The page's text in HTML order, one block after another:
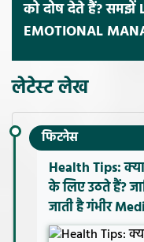
को दोष देते हैं? समझें
EMOTIONAL
लेटेस्ट लेख
फिटनेस
Health Tips:
के लिए उठते हैं?
जाती है गंभीर